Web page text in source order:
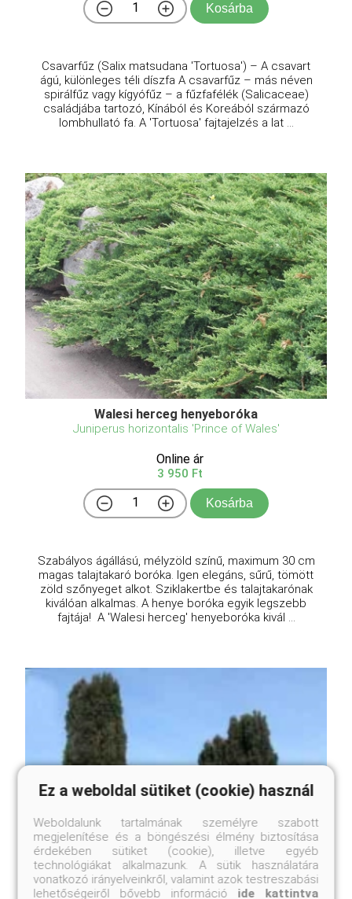
Kosárba
Csavarfűz (Salix matsudana 'Tortuosa') – A csavart
ágú, különleges téli díszfa A csavarfűz – más néven
spirálfűz vagy kígyófűz – a fűzfafélék (Salicaceae)
családjába tartozó, Kínából és Koreából származó
lombhullató fa. A 'Tortuosa' fajtajelzés a lat ...
Walesi herceg henyeboróka
Juniperus horizontalis 'Prince of Wales'
Online ár
3 950 Ft
Kosárba
Szabályos ágállású, mélyzöld színű, maximum 30 cm
magas talajtakaró boróka. Igen elegáns, sűrű, tömött
zöld szőnyeget alkot. Sziklakertbe és talajtakarónak
kiválóan alkalmas. A henye boróka egyik legszebb
fajtája! A 'Walesi herceg' henyeboróka kivál ...
Ez a weboldal sütiket (cookie) használ
Weboldalunk tartalmának személyre szabott
megjelenítése és a böngészési élmény biztosítása
érdekében sütiket (cookie), illetve egyéb
technológiákat alkalmazunk. A sütik használatára
vonatkozó irányelveinkről, valamint azok testreszabási
lehetőségeiről bővebb információ ide kattintva